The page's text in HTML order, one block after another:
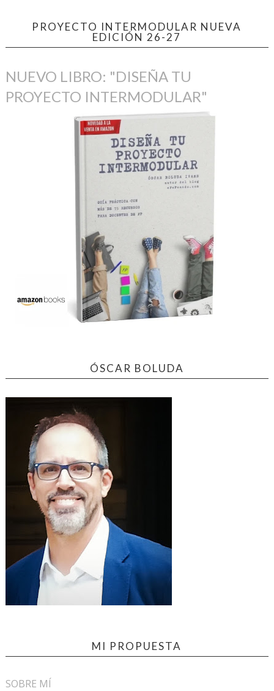
PROYECTO INTERMODULAR NUEVA
EDICIÓN 26-27
NUEVO LIBRO: "DISEÑA TU
PROYECTO INTERMODULAR"
ÓSCAR BOLUDA
MI PROPUESTA
SOBRE MÍ